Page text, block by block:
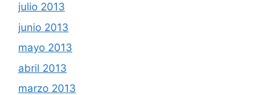
julio 2013
junio 2013
mayo 2013
abril 2013
marzo 2013